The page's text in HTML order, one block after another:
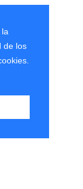
de los